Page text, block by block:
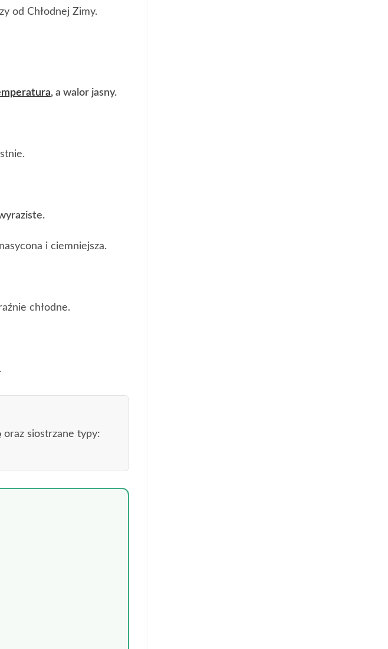
od Chłodnej Zimy.
, a walor jasny.
i ciemniejsza.
chłodne.
oraz siostrzane typy: